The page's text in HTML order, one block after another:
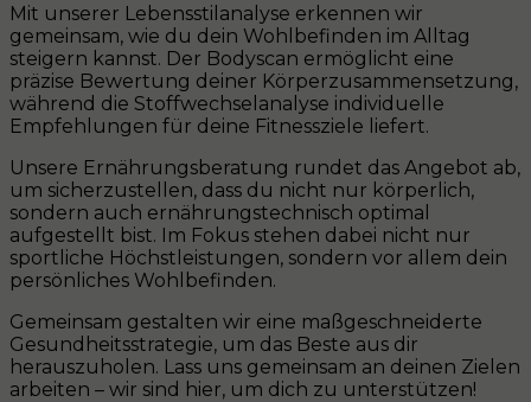
Mit unserer Lebensstilanalyse erkennen wir
gemeinsam, wie du dein Wohlbefinden im Alltag
steigern kannst. Der Bodyscan ermöglicht eine
präzise Bewertung deiner Körperzusammensetzung,
während die Stoffwechselanalyse individuelle
Empfehlungen für deine Fitnessziele liefert.
Unsere Ernährungsberatung rundet das Angebot ab,
um sicherzustellen, dass du nicht nur körperlich,
sondern auch ernährungstechnisch optimal
aufgestellt bist. Im Fokus stehen dabei nicht nur
sportliche Höchstleistungen, sondern vor allem dein
persönliches Wohlbefinden.
Gemeinsam gestalten wir eine maßgeschneiderte
Gesundheitsstrategie, um das Beste aus dir
herauszuholen. Lass uns gemeinsam an deinen Zielen
arbeiten – wir sind hier, um dich zu unterstützen!